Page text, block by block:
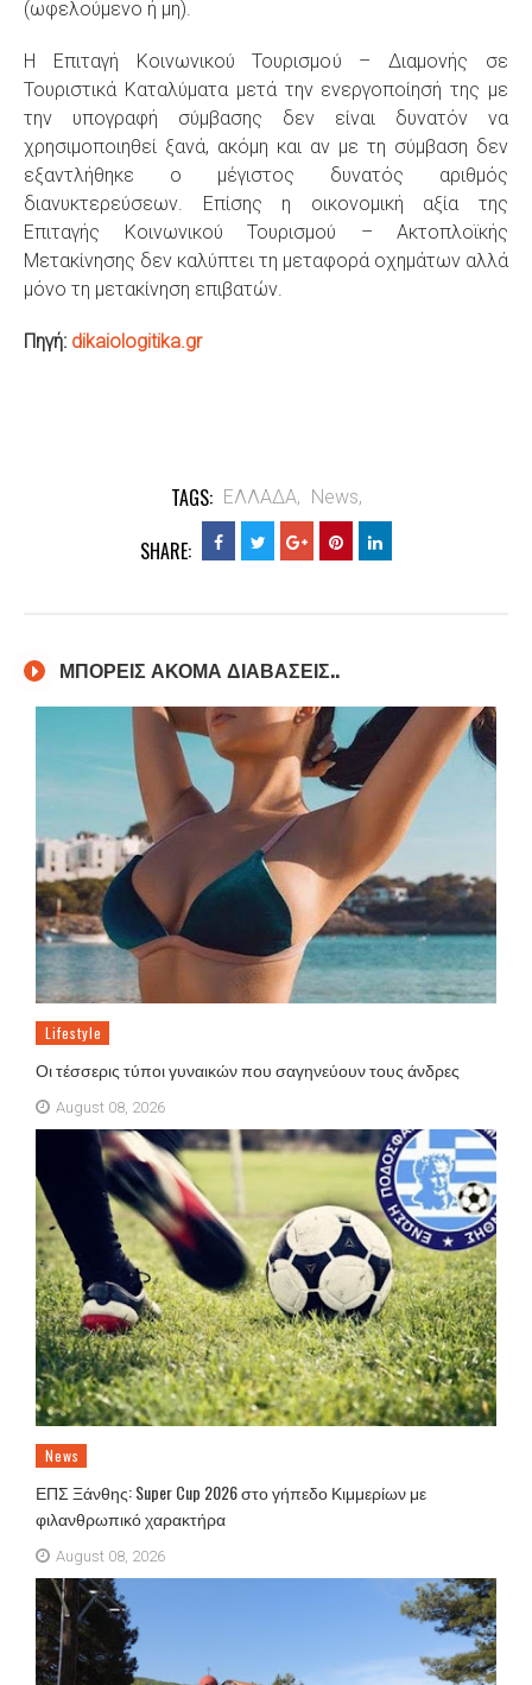
(ωφελούμενο ή μη).
Η Επιταγή Κοινωνικού Τουρισμού – Διαμονής σε
Τουριστικά Καταλύματα μετά την ενεργοποίησή της με
την υπογραφή σύμβασης δεν είναι δυνατόν να
χρησιμοποιηθεί ξανά, ακόμη και αν με τη σύμβαση δεν
εξαντλήθηκε ο μέγιστος δυνατός αριθμός
διανυκτερεύσεων. Επίσης η οικονομική αξία της
Επιταγής Κοινωνικού Τουρισμού – Ακτοπλοϊκής
Μετακίνησης δεν καλύπτει τη μεταφορά οχημάτων αλλά
μόνο τη μετακίνηση επιβατών.
Πηγή: dikaiologitika.gr
TAGS: ΕΛΛΑΔΑ, News,
SHARE:
ΜΠΟΡΕΙΣ ΑΚΟΜΑ ΔΙΑΒΑΣΕΙΣ..
Lifestyle
Οι τέσσερις τύποι γυναικών που σαγηνεύουν τους άνδρες
August 08, 2026
News
ΕΠΣ Ξάνθης: Super Cup 2026 στο γήπεδο Κιμμερίων με
φιλανθρωπικό χαρακτήρα
August 08, 2026